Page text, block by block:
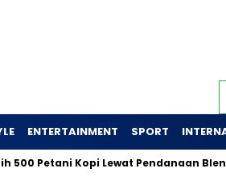
ENTERTAINMENT SPORT
Petani Kopi Lewat Pendanaan